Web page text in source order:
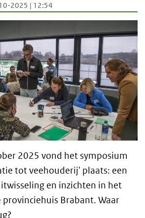
2025 | 12:54
2025 vond het symposium
tot veehouderij' plaats: een
en inzichten in het
Brabant. Waar